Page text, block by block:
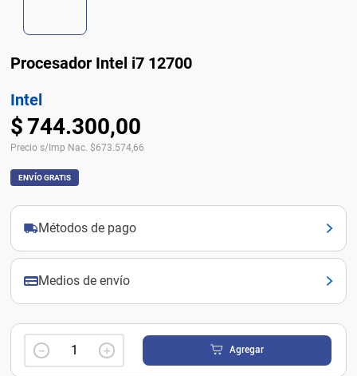
Procesador Intel i7 12700
Intel
$744.300,00
Precio s/Imp Nac. $673.574,66
ENVÍO GRATIS
Métodos de pago
Medios de envío
＋
－ Agregar